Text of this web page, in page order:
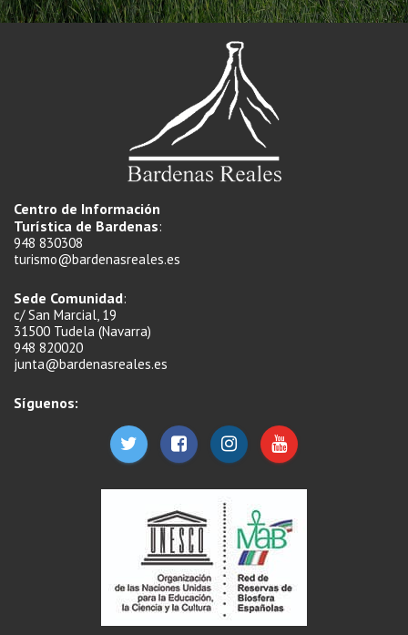
Centro de Información
Turística de Bardenas:
948 830308
turismo@bardenasreales.es
Sede Comunidad:
c/ San Marcial, 19
31500 Tudela (Navarra)
948 820020
junta@bardenasreales.es
Síguenos: